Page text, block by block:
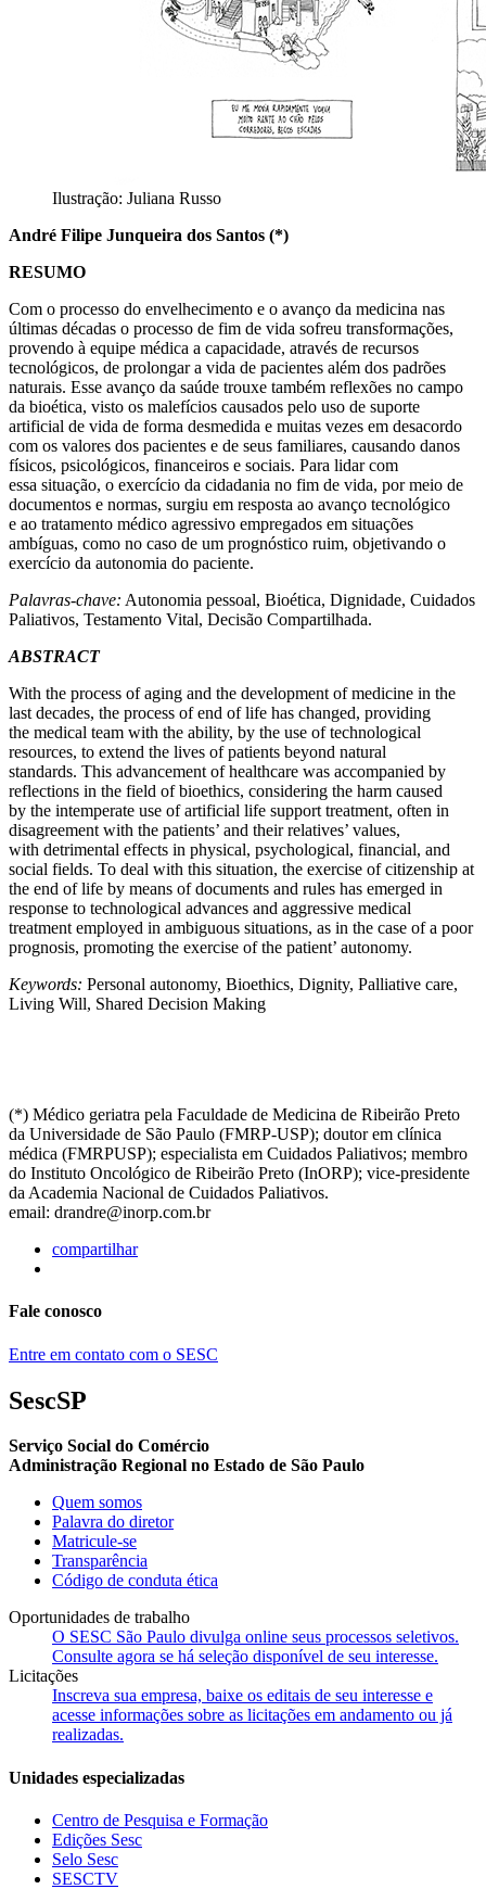
Ilustração: Juliana Russo
André Filipe Junqueira dos Santos (*)
RESUMO
Com o processo do envelhecimento e o avanço da medicina nas
últimas décadas o processo de fim de vida sofreu transformações,
provendo à equipe médica a capacidade, através de recursos
tecnológicos, de prolongar a vida de pacientes além dos padrões
naturais. Esse avanço da saúde trouxe também reflexões no campo
da bioética, visto os malefícios causados pelo uso de suporte
artificial de vida de forma desmedida e muitas vezes em desacordo
com os valores dos pacientes e de seus familiares, causando danos
físicos, psicológicos, financeiros e sociais. Para lidar com
essa situação, o exercício da cidadania no fim de vida, por meio de
documentos e normas, surgiu em resposta ao avanço tecnológico
e ao tratamento médico agressivo empregados em situações
ambíguas, como no caso de um prognóstico ruim, objetivando o
exercício da autonomia do paciente.
Palavras-chave: Autonomia pessoal, Bioética, Dignidade, Cuidados
Paliativos, Testamento Vital, Decisão Compartilhada.
ABSTRACT
With the process of aging and the development of medicine in the
last decades, the process of end of life has changed, providing
the medical team with the ability, by the use of technological
resources, to extend the lives of patients beyond natural
standards. This advancement of healthcare was accompanied by
reflections in the field of bioethics, considering the harm caused
by the intemperate use of artificial life support treatment, often in
disagreement with the patients’ and their relatives’ values,
with detrimental effects in physical, psychological, financial, and
social fields. To deal with this situation, the exercise of citizenship at
the end of life by means of documents and rules has emerged in
response to technological advances and aggressive medical
treatment employed in ambiguous situations, as in the case of a poor
prognosis, promoting the exercise of the patient’ autonomy.
Keywords: Personal autonomy, Bioethics, Dignity, Palliative care,
Living Will, Shared Decision Making
(*) Médico geriatra pela Faculdade de Medicina de Ribeirão Preto
da Universidade de São Paulo (FMRP-USP); doutor em clínica
médica (FMRPUSP); especialista em Cuidados Paliativos; membro
do Instituto Oncológico de Ribeirão Preto (InORP); vice-presidente
da Academia Nacional de Cuidados Paliativos.
email: drandre@inorp.com.br
compartilhar
Fale conosco
Entre em contato com o SESC
SescSP
Serviço Social do Comércio
Administração Regional no Estado de São Paulo
Quem somos
Palavra do diretor
Matricule-se
Transparência
Código de conduta ética
Oportunidades de trabalho
O SESC São Paulo divulga online seus processos seletivos.
Consulte agora se há seleção disponível de seu interesse.
Licitações
Inscreva sua empresa, baixe os editais de seu interesse e
acesse informações sobre as licitações em andamento ou já
realizadas.
Unidades especializadas
Centro de Pesquisa e Formação
Edições Sesc
Selo Sesc
SESCTV